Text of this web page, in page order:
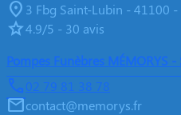
3 Fbg Saint-Lubin - 41100
4.9/5 - 30 avis
Pompes Funèbres MÉMORYS
02 79 81 38 78
contact@memorys.fr